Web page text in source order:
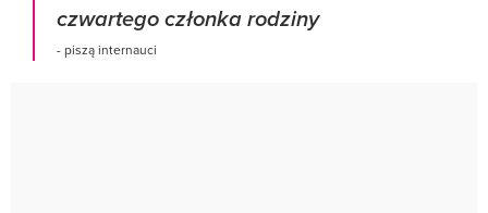
czwartego członka rodziny
- piszą internauci